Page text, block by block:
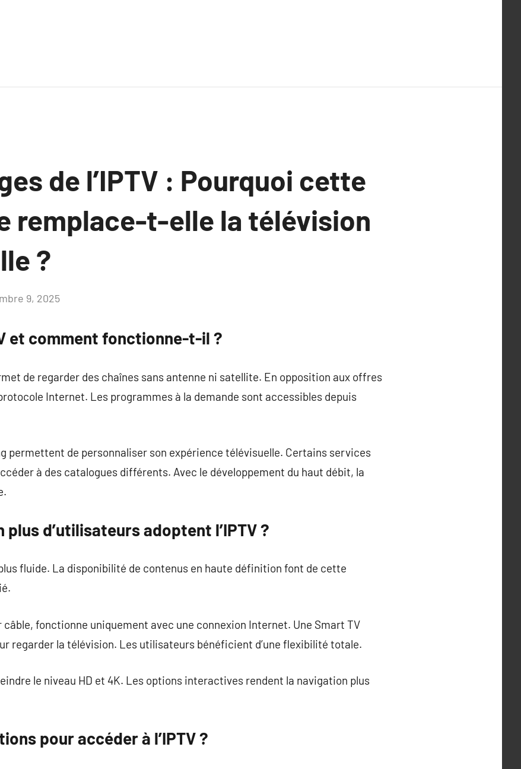
de l’IPTV : Pourquoi cette
remplace-t-elle la télévision
?
9, 2025
et comment fonctionne-t-il ?
de regarder des chaînes sans antenne ni satellite. En opposition aux offres
Internet. Les programmes à la demande sont accessibles depuis
permettent de personnaliser son expérience télévisuelle. Certains services
à des catalogues différents. Avec le développement du haut débit, la
plus d’utilisateurs adoptent l’IPTV ?
fluide. La disponibilité de contenus en haute définition font de cette
fonctionne uniquement avec une connexion Internet. Une Smart TV
regarder la télévision. Les utilisateurs bénéficient d’une flexibilité totale.
le niveau HD et 4K. Les options interactives rendent la navigation plus
pour accéder à l’IPTV ?